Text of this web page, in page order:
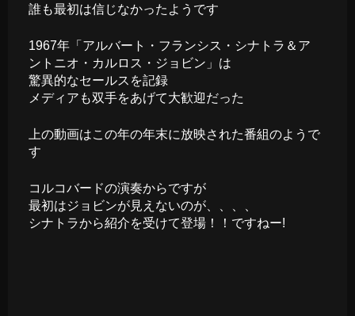
誰も最初は信じなかったようです
1967年「アルバート・フランシス・シナトラ＆ア
ントニオ・カルロス・ジョビン」は
驚異的なセールスを記録
メディアも双手をあげて大歓迎だった
上の動画はこの年の年末に放映された番組のようで
す
コルコバードの演奏からですが
最初はジョビンが見えないのが、、、、
シナトラから紹介を受けて登場！！ですねー!